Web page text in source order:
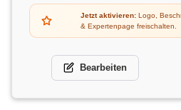
Jetzt aktivieren: Logo,
& Expertenpage freischalten.
Bearbeiten